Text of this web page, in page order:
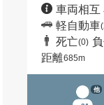
車両相互
軽自動車
死亡(0)
距離685m
他